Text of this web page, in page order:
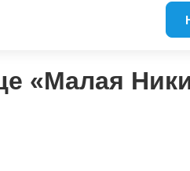
«Малая